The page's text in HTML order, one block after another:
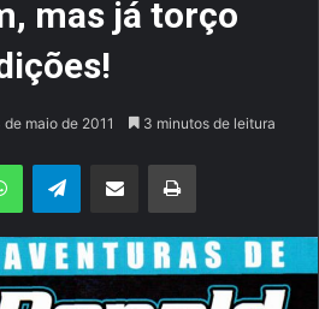
mas já torço
de maio de 2011 3 minutos de leitura